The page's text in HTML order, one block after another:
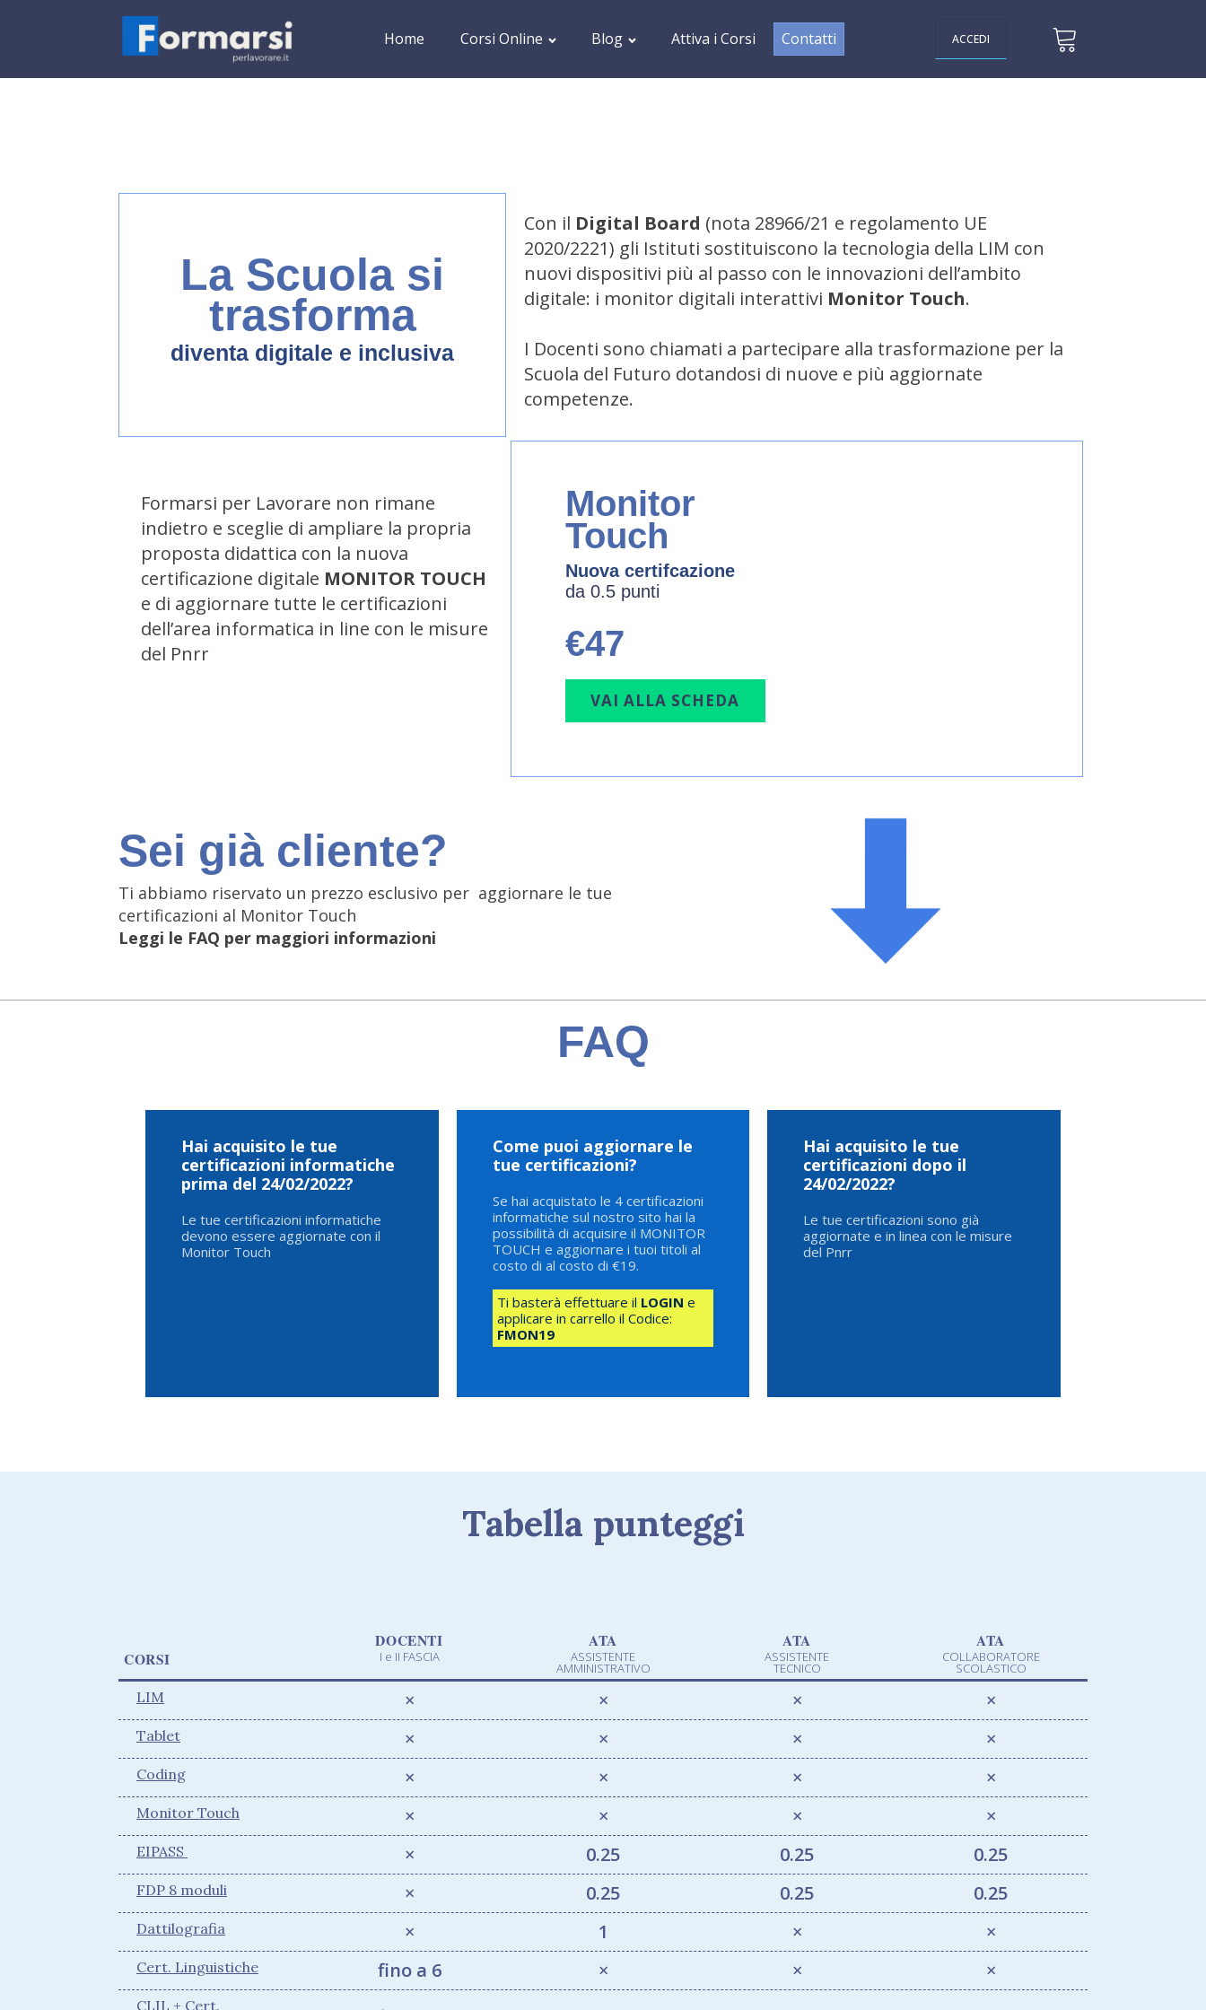
Home Corsi Online Blog Attiva i Corsi Contatti ACCEDI
La Scuola si
trasforma
diventa digitale e inclusiva
Con il Digital Board (nota 28966/21 e regolamento UE
2020/2221) gli Istituti sostituiscono la tecnologia della LIM con
nuovi dispositivi più al passo con le innovazioni dell’ambito
digitale: i monitor digitali interattivi Monitor Touch.
I Docenti sono chiamati a partecipare alla trasformazione per la
Scuola del Futuro dotandosi di nuove e più aggiornate
competenze.
Formarsi per Lavorare non rimane
indietro e sceglie di ampliare la propria
proposta didattica con la nuova
certificazione digitale MONITOR TOUCH
e di aggiornare tutte le certificazioni
dell’area informatica in line con le misure
del Pnrr
Monitor
Touch
Nuova certifcazione
da 0.5 punti
€47
VAI ALLA SCHEDA
Sei già cliente?
Ti abbiamo riservato un prezzo esclusivo per aggiornare le tue
certificazioni al Monitor Touch
Leggi le FAQ per maggiori informazioni
FAQ
Hai acquisito le tue
certificazioni informatiche
prima del 24/02/2022?
Le tue certificazioni informatiche
devono essere aggiornate con il
Monitor Touch
Come puoi aggiornare le
tue certificazioni?
Se hai acquistato le 4 certificazioni
informatiche sul nostro sito hai la
possibilità di acquisire il MONITOR
TOUCH e aggiornare i tuoi titoli al
costo di al costo di €19.
Ti basterà effettuare il LOGIN e
applicare in carrello il Codice:
FMON19
Hai acquisito le tue
certificazioni dopo il
24/02/2022?
Le tue certificazioni sono già
aggiornate e in linea con le misure
del Pnrr
Tabella punteggi
CORSI
DOCENTI
I e II FASCIA
ATA
ASSISTENTE
AMMINISTRATIVO
ATA
ASSISTENTE
TECNICO
ATA
COLLABORATORE
SCOLASTICO
LIM × × × ×
Tablet × × × ×
Coding × × × ×
Monitor Touch × × × ×
EIPASS × 0.25 0.25 0.25
FDP 8 moduli × 0.25 0.25 0.25
Dattilografia × 1 × ×
Cert. Linguistiche fino a 6 × × ×
CLIL + Cert.